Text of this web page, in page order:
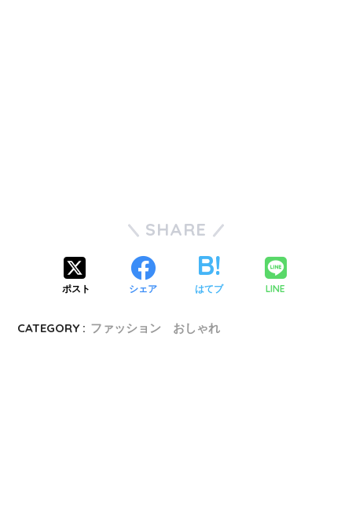
SHARE
ポスト シェア はてブ LINE
CATEGORY : ファッション おしゃれ